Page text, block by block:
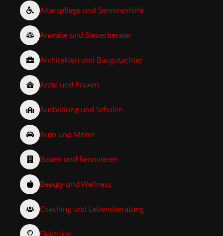
Alterspflege und Seniorenhilfe
Anwälte und Steuerberater
Architekten und Baugutachter
Ärzte und Praxen
Ausbildung und Schulen
Auto und Motor
Bauen und Renovieren
Beauty und Wellness
Coaching und Lebensberatung
Elektriker